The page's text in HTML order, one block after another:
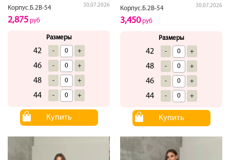
Корпус.Б.2В-54
30.07.2026
2,875 руб
Размеры
42 - +
46 - +
48 - +
44 - +
Купить
Корпус.Б.2В-54
30.07.2026
3,450руб
Размеры
42 - +
48 - +
46 - +
44 - +
Купить